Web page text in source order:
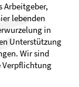
Arbeitgeber,
lebenden
in
Unterstützung
Wir sind
Verpflichtung